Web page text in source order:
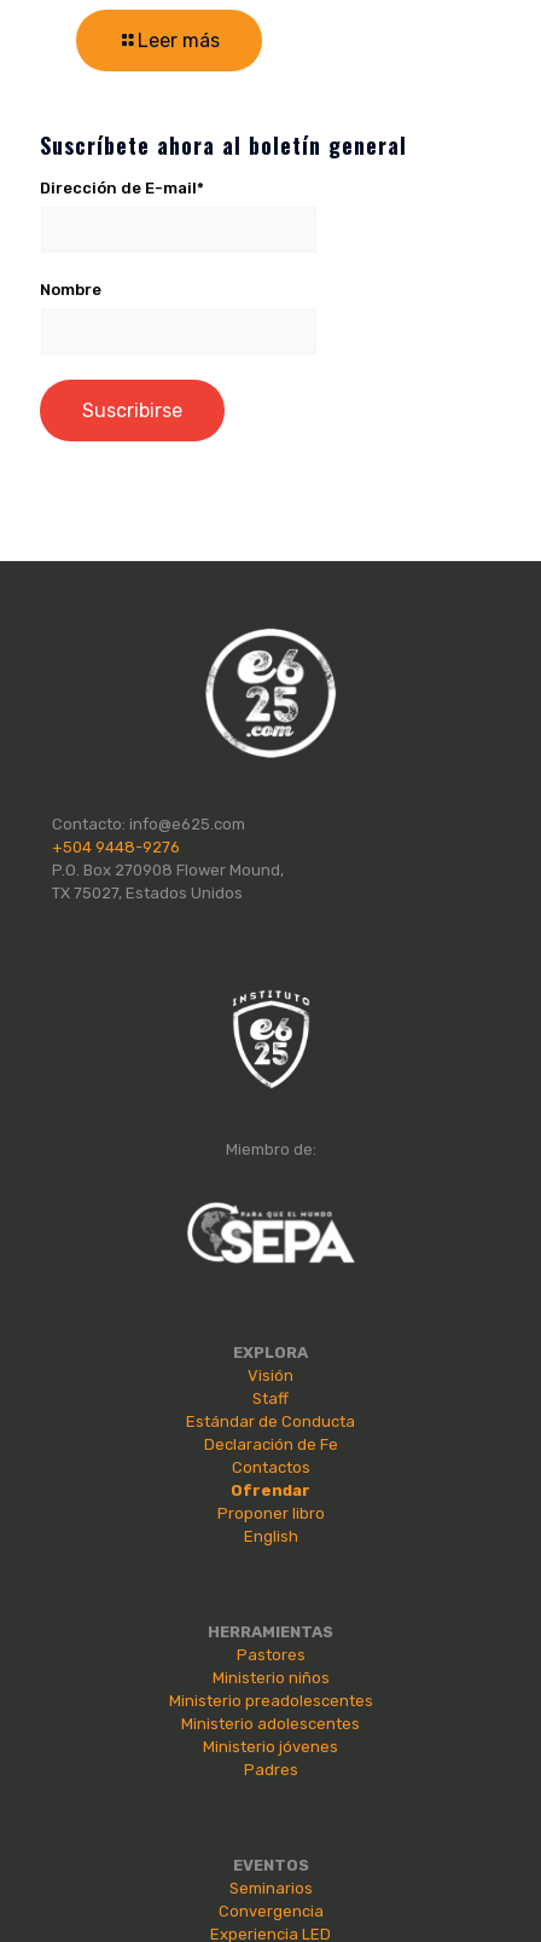
Leer más
Suscríbete ahora al boletín general
Dirección de E-mail*
Nombre
Contacto: info@e625.com
+504 9448-9276
P.O. Box 270908 Flower Mound,
TX 75027, Estados Unidos
Miembro de:
EXPLORA
Visión
Staff
Estándar de Conducta
Declaración de Fe
Contactos
Ofrendar
Proponer libro
English
HERRAMIENTAS
Pastores
Ministerio niños
Ministerio preadolescentes
Ministerio adolescentes
Ministerio jóvenes
Padres
EVENTOS
Seminarios
Convergencia
Experiencia LED